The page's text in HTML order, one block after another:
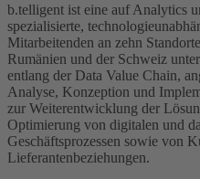
b.telligent ist eine auf Analytics
spezialisierte,
Mitarbeitenden an zehn
Rumänien und der Schweiz
entlang der Data Value Chain,
Analyse, Konzeption und
zur Weiterentwicklung der
Optimierung von digitalen und
Geschäftsprozessen sowie von
Lieferantenbeziehungen.